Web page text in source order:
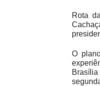
Rota
O